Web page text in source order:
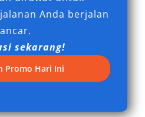
menghargai
serta menunjukkan
urusan. Maka tak
Alphard Solo kerap
korporasi,
Anda berjalan
sekarang!
Promo Hari Ini